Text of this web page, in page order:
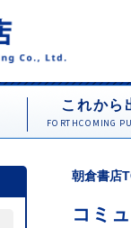
これから
FORTHCOMING
朝倉書店
コミ